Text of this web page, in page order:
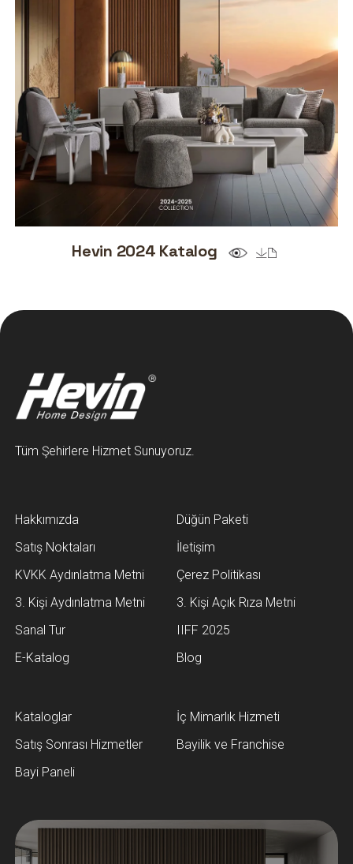
Hevin 2024 Katalog
Tüm Şehirlere Hizmet Sunuyoruz.
Hakkımızda
Düğün Paketi
Satış Noktaları
İletişim
KVKK Aydınlatma Metni
Çerez Politikası
3. Kişi Aydınlatma Metni
3. Kişi Açık Rıza Metni
Sanal Tur
IIFF 2025
E-Katalog
Blog
Kataloglar
İç Mimarlık Hizmeti
Satış Sonrası Hizmetler
Bayilik ve Franchise
Bayi Paneli